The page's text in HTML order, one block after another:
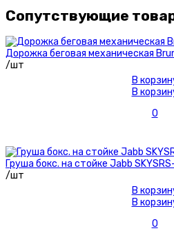
Сопутствующие
Дорожка беговая механическая
/шт
В
В
0
Груша бокс. на стойке Jabb
/шт
В
В
0